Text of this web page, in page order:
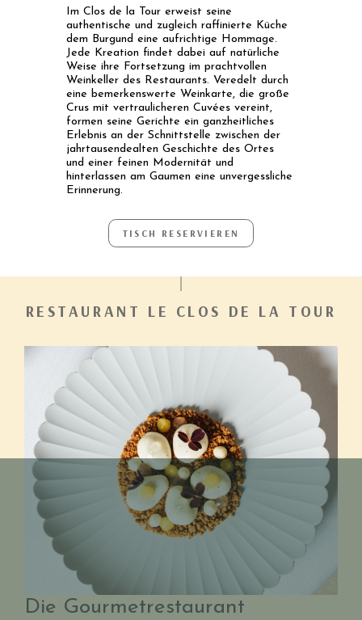
Im Clos de la Tour erweist seine
authentische und zugleich raffinierte Küche
dem Burgund eine aufrichtige Hommage.
Jede Kreation findet dabei auf natürliche
Weise ihre Fortsetzung im prachtvollen
Weinkeller des Restaurants. Veredelt durch
eine bemerkenswerte Weinkarte, die große
Crus mit vertraulicheren Cuvées vereint,
formen seine Gerichte ein ganzheitliches
Erlebnis an der Schnittstelle zwischen der
jahrtausendealten Geschichte des Ortes
und einer feinen Modernität und
hinterlassen am Gaumen eine unvergessliche
Erinnerung.
TISCH RESERVIEREN
RESTAURANT LE CLOS DE LA TOUR
Die Gourmetrestaurant